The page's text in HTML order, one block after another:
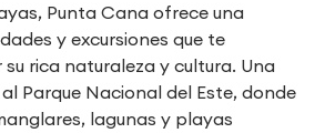
Punta Cana ofrece una
y excursiones que te
rica naturaleza y cultura. Una
Parque Nacional del Este, donde
lagunas y playas